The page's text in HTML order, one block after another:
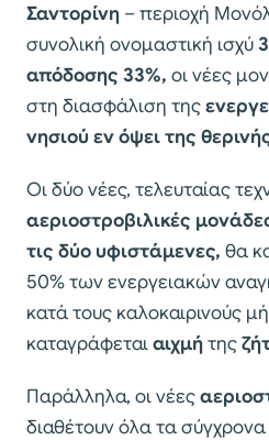
Σαντορίνη – περιοχή
συνολική ονομαστική ισχύ
απόδοσης 33%, οι νέες
στη διασφάλιση της
νησιού εν όψει της
Οι δύο νέες, τελευταίας
αεριοστροβιλικές
τις δύο υφιστάμενες, θα
50% των ενεργειακών
κατά τους καλοκαιρινούς
καταγράφεταιαιχμήτης
Παράλληλα, οι νέες
διαθέτουν όλα τα